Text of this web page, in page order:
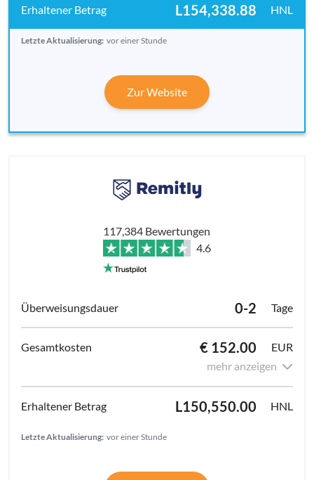
L154,338.88 HNL
Letzte Aktualisierung: vor einer Stunde
Zur Website
117,384 Bewertungen
4.6
0-2 Tage
€ 152.00
EUR
mehr anzeigen
L150,550.00 HNL
Letzte Aktualisierung: vor einer Stunde